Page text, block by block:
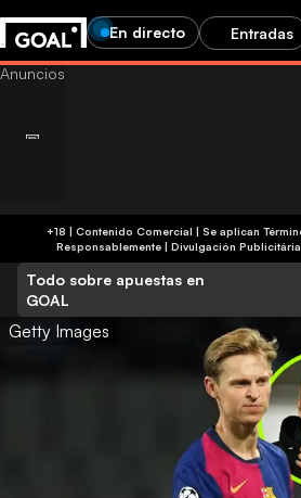
En directo Entradas
+18 | Contenido Comercial | Se aplican Términos y Condiciones | Juega
Responsablemente | Divulgación Publicitária
Todo sobre apuestas en
GOAL
Getty Images